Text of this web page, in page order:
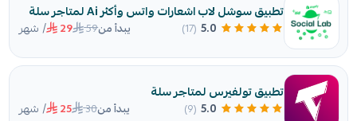
تطبيق سوشل لاب اشعارات واتس وأكثر Ai لمتاجر سلة
5.0
(17) يبدأ من59
29 / شهر
تطبيق تولفيرس لمتاجر سلة
5.0
(9) يبدأ من30
25 / شهر